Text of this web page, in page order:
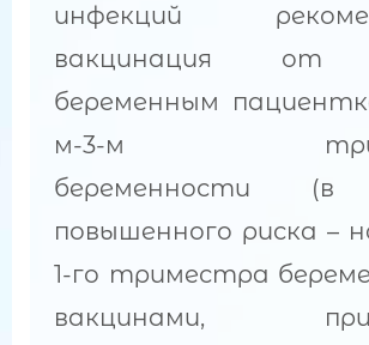
инфекций
вакцинация от
беременным
м-3-м
беременности (в
повышенного риска –
1-го триместра
вакцинами,